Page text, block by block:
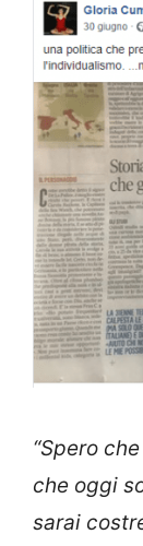
“Spero
che oggi
sarai